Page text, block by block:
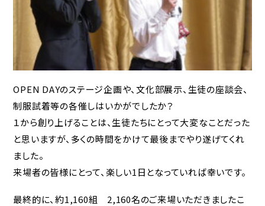
卒業生の方へ
同窓会
各種証明書
教育実習をお考えの
方へ
ご支援をお考えの方へ（寄付）
OPEN DAYのステージ企画や、文化部展示、生徒の座談会、
制服試着等の各催しはいかがでしたか？
１から創り上げることは、生徒たちにとって大変なことだった
と思いますが、多くの時間をかけて最後までやり遂げてくれ
ました。
来場者の皆様にとって、楽しい1日となっていれば幸いです。
最終的に、約1,160組 2,160名のご来場いただきましたこ